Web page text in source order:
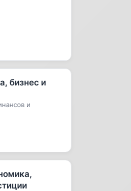
бизнес и
и